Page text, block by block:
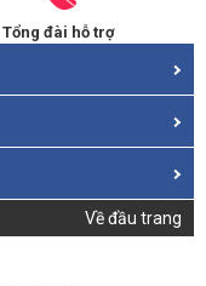
Tổng đài hỗ trợ
Về đầu trang